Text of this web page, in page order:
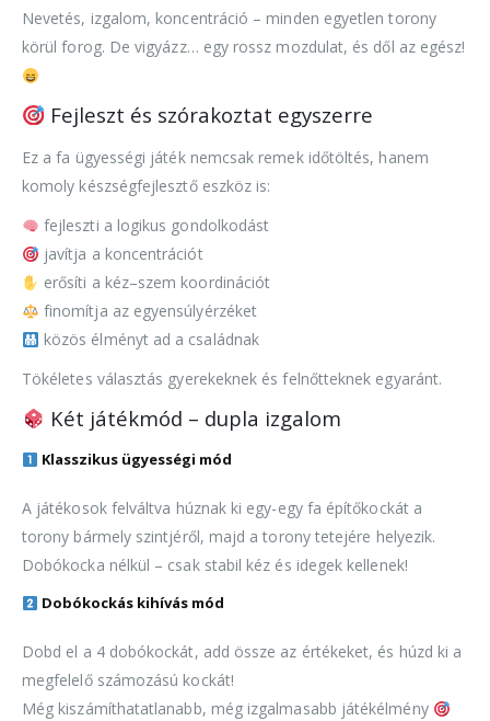
Nevetés, izgalom, koncentráció – minden egyetlen torony
körül forog. De vigyázz… egy rossz mozdulat, és dől az egész!
Fejleszt és szórakoztat egyszerre
Ez a fa ügyességi játék nemcsak remek időtöltés, hanem
komoly készségfejlesztő eszköz is:
fejleszti a logikus gondolkodást
javítja a koncentrációt
erősíti a kéz–szem koordinációt
finomítja az egyensúlyérzéket
közös élményt ad a családnak
Tökéletes választás gyerekeknek és felnőtteknek egyaránt.
Két játékmód – dupla izgalom
Klasszikus ügyességi mód
A játékosok felváltva húznak ki egy-egy fa építőkockát a
torony bármely szintjéről, majd a torony tetejére helyezik.
Dobókocka nélkül – csak stabil kéz és idegek kellenek!
Dobókockás kihívás mód
Dobd el a 4 dobókockát, add össze az értékeket, és húzd ki a
megfelelő számozású kockát!
Még kiszámíthatatlanabb, még izgalmasabb játékélmény